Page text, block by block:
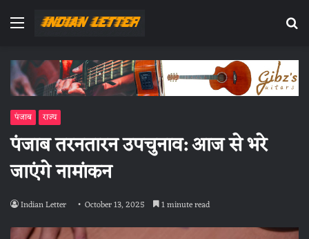
Menu
पंजाब राज्य
पंजाब तरनतारन उपचुनाव: आज से भरे
जाएंगे नामांकन
Indian Letter October 13, 2025 1 minute read